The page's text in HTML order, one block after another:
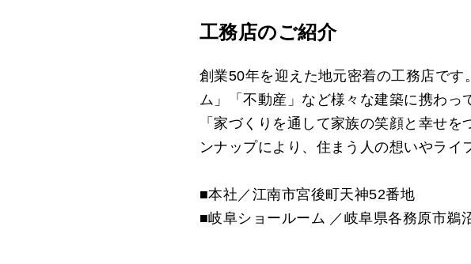
工務店のご紹介
創業50年を迎えた地元密着の工務店で
ム」「不動産」など様々な建築に携わっ
「家づくりを通して家族の笑顔と幸せ
ンナップにより、住まう人の想いやライ
■本社／江南市宮後町天神52番地
■岐阜ショールーム ／岐阜県各務原市鵜